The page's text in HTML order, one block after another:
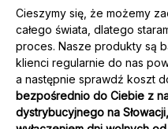
Cieszymy się, że możemy
całego świata, dlatego
proces. Nasze produkty są
klienci regularnie do nas
a następnie sprawdź koszt
bezpośrednio do Ciebie z
dystrybucyjnego na